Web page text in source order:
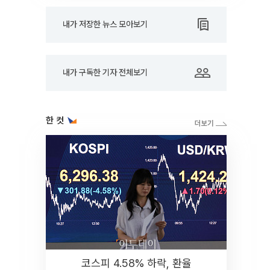
내가 저장한 뉴스 모아보기
내가 구독한 기자 전체보기
한 컷
코스피 4.58% 하락, 환율